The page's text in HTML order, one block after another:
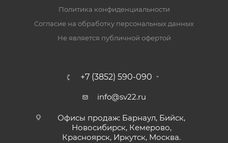
Политика конфиденциальности
Согласие на обработку персональных данных
Не является публичной офертой
+7 (3852) 590-090
info@sv22.ru
Офисы продаж: Барнаул, Бийск,
Новосибирск, Кемерово,
Красноярск, Иркутск, Москва.